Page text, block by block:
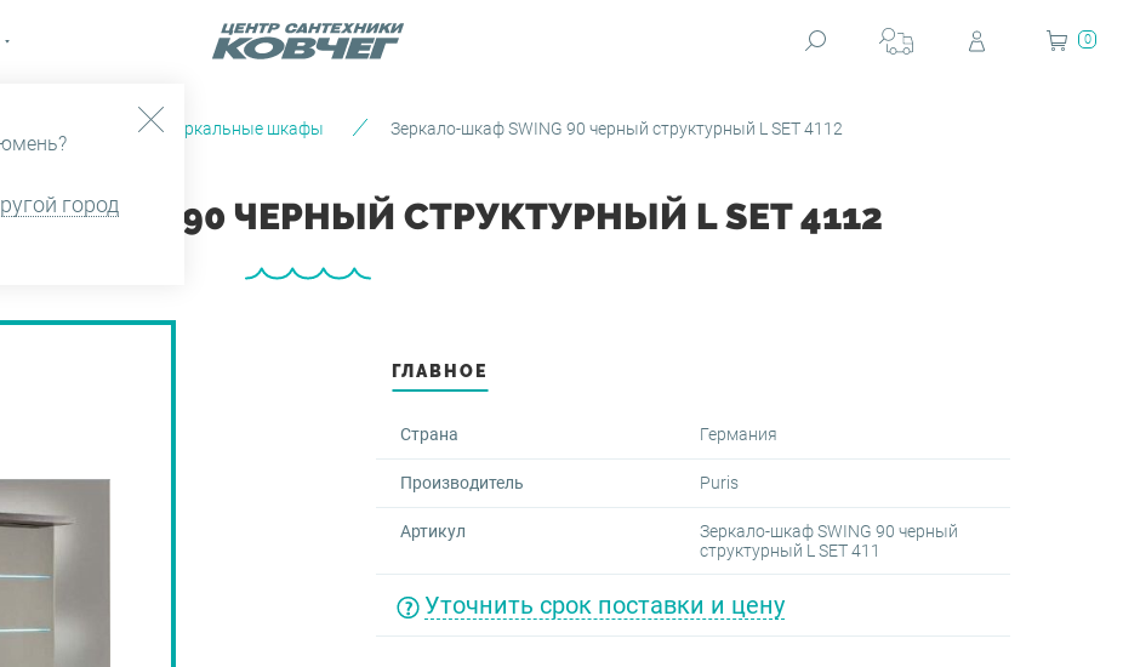
город
0
Зеркальные шкафы Зеркало-шкаф SWING 90 черный структурный L SET 4112
SWING 90 ЧЕРНЫЙ СТРУКТУРНЫЙ L SET 4112
ГЛАВНОЕ
Страна Германия
Производитель Puris
Артикул
Зеркало-шкаф SWING 90 черный
структурный L SET 411
Уточнить срок поставки и цену